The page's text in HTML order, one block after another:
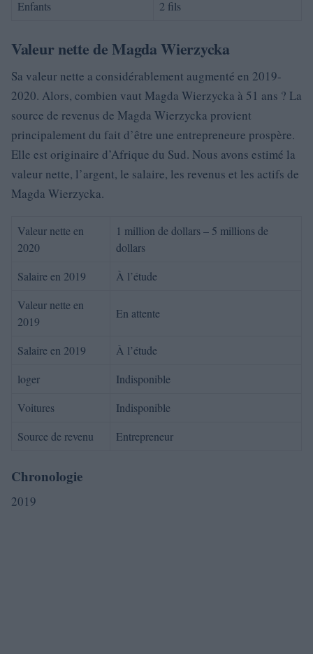
Enfants 2 fils
Valeur nette de Magda Wierzycka
Sa valeur nette a considérablement augmenté en 2019-
2020. Alors, combien vaut Magda Wierzycka à 51 ans ? La
source de revenus de Magda Wierzycka provient
principalement du fait d’être une entrepreneure prospère.
Elle est originaire d’Afrique du Sud. Nous avons estimé la
valeur nette, l’argent, le salaire, les revenus et les actifs de
Magda Wierzycka.
Valeur nette en
2020
1 million de dollars – 5 millions de
dollars
Salaire en 2019
À l’étude
Valeur nette en
2019
En attente
Salaire en 2019
À l’étude
loger
Indisponible
Voitures
Indisponible
Source de revenu
Entrepreneur
Chronologie
2019